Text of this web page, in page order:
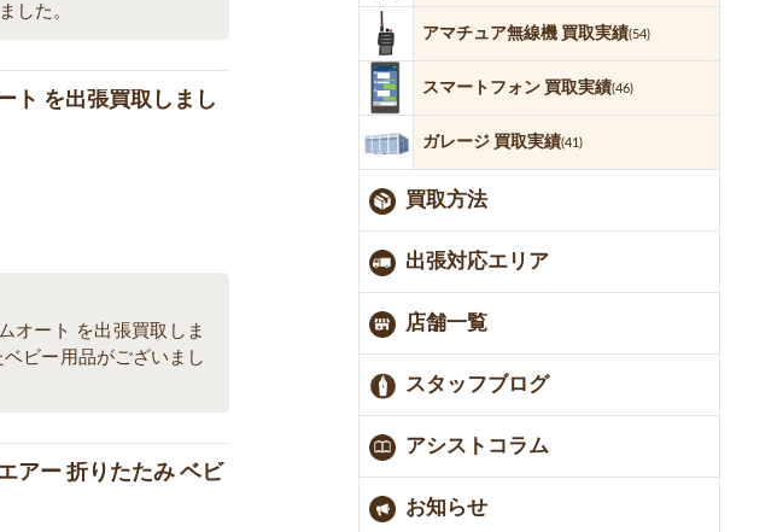
した。
ト を出張買取しまし
オート を出張買取しま
ビー用品がございまし
アー 折りたたみ ベビ
アマチュア無線機 買取実績(54)
スマートフォン 買取実績(46)
ガレージ 買取実績(41)
買取方法
出張対応エリア
店舗一覧
スタッフブログ
アシストコラム
お知らせ